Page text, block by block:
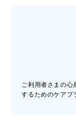
ご利用者さまの心
するためのケアプ